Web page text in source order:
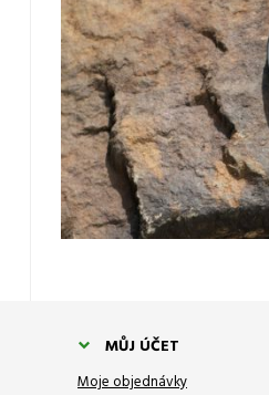
MŮJ ÚČET
Moje objednávky